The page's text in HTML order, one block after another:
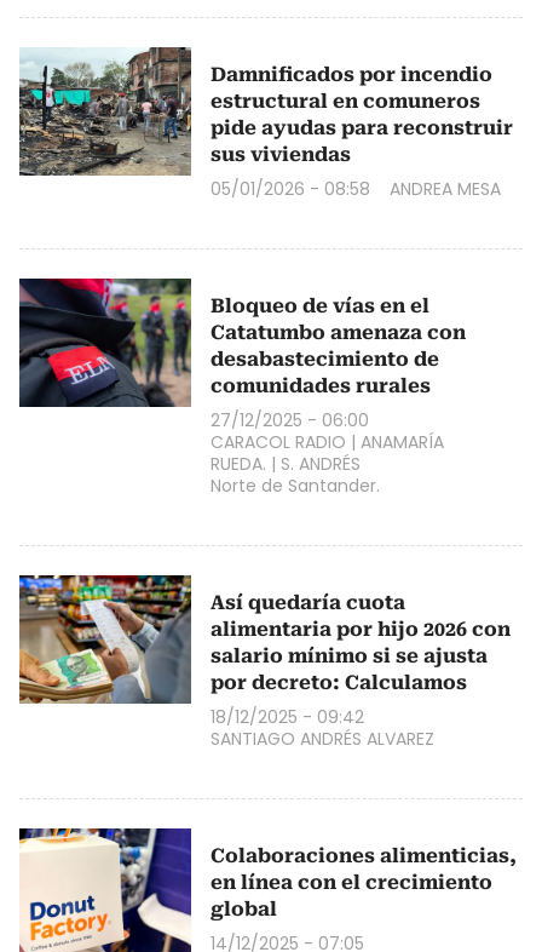
Damnificados por incendio
estructural en comuneros
pide ayudas para reconstruir
sus viviendas
05/01/2026 - 08:58 ANDREA MESA
Bloqueo de vías en el
Catatumbo amenaza con
desabastecimiento de
comunidades rurales
27/12/2025 - 06:00
CARACOL RADIO | ANAMARÍA
RUEDA. | S. ANDRÉS
Norte de Santander.
Así quedaría cuota
alimentaria por hijo 2026 con
salario mínimo si se ajusta
por decreto: Calculamos
18/12/2025 - 09:42
SANTIAGO ANDRÉS ALVAREZ
Colaboraciones alimenticias,
en línea con el crecimiento
global
14/12/2025 - 07:05